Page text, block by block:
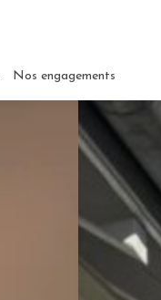
Nos engagements